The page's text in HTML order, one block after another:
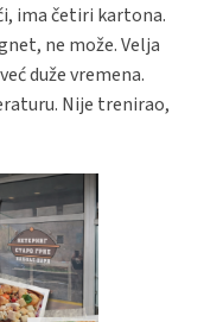
ima četiri kartona.
ne može. Velja
duže vremena.
Nije trenirao,